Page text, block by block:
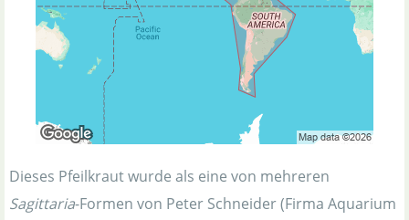
Dieses Pfeilkraut wurde als eine von mehreren
Sagittaria-Formen von Peter Schneider (Firma Aquarium